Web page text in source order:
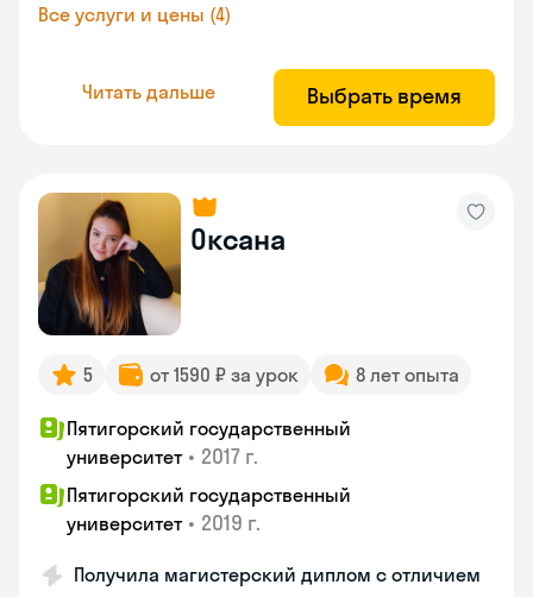
Все услуги и цены (4)
Читать дальше Выбрать время
Оксана
5 от 1590 ₽ за урок 8 лет опыта
Пятигорский государственный
университет • 2017 г.
Пятигорский государственный
университет • 2019 г.
Получила магистерский диплом с отличием